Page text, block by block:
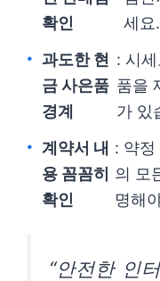
확인
세요.
과도한 현
금 사은품
경계
: 시
품을
가 있
계약서 내
용 꼼꼼히
확인
: 약정
의 모
명해
“안전한 인